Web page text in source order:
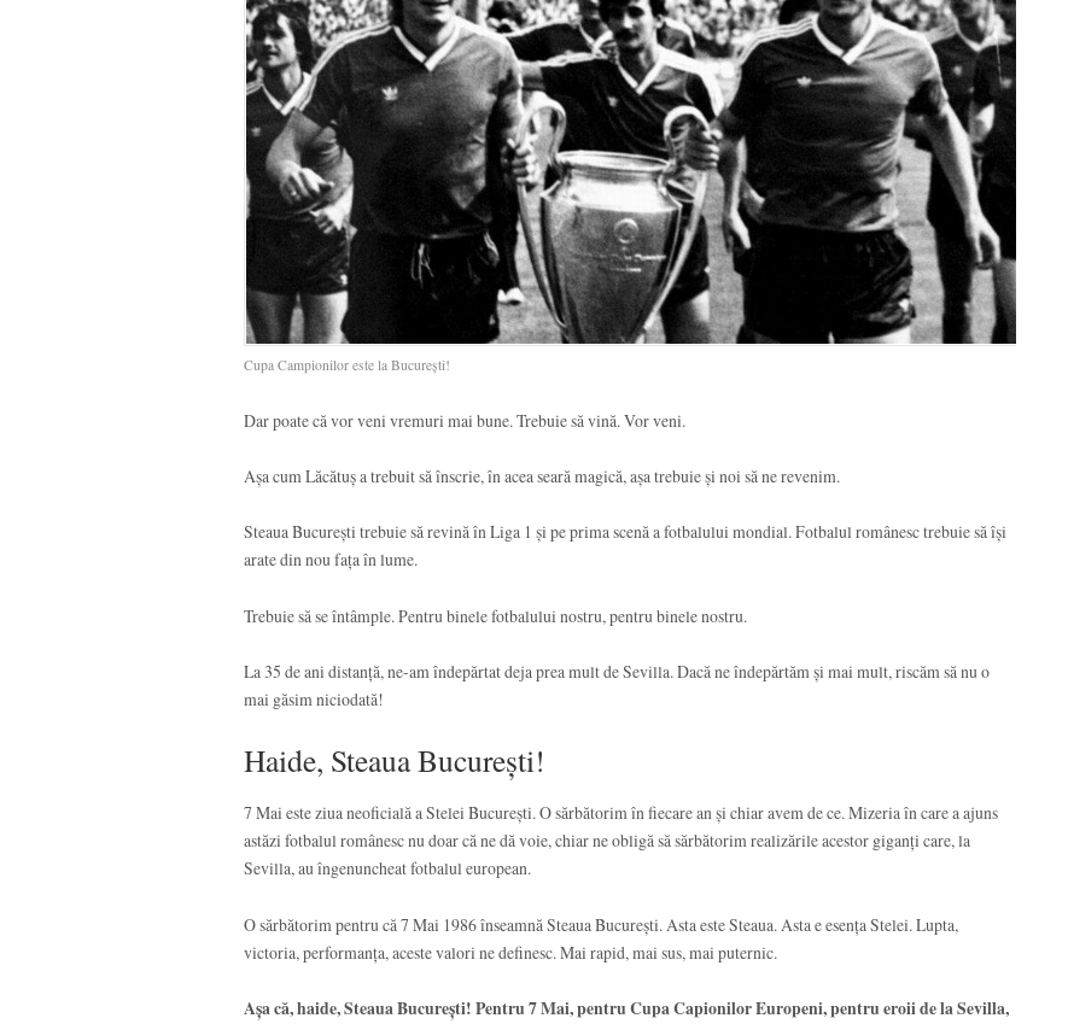
Cupa Campionilor este la București!
Dar poate că vor veni vremuri mai bune. Trebuie să vină. Vor veni.
Așa cum Lăcătuș a trebuit să înscrie, în acea seară magică, așa trebuie și noi să ne revenim.
Steaua București trebuie să revină în Liga 1 și pe prima scenă a fotbalului mondial. Fotbalul românesc trebuie să își
arate din nou fața în lume.
Trebuie să se întâmple. Pentru binele fotbalului nostru, pentru binele nostru.
La 35 de ani distanță, ne-am îndepărtat deja prea mult de Sevilla. Dacă ne îndepărtăm și mai mult, riscăm să nu o
mai găsim niciodată!
Haide, Steaua București!
7 Mai este ziua neoficială a Stelei București. O sărbătorim în fiecare an și chiar avem de ce. Mizeria în care a ajuns
astăzi fotbalul românesc nu doar că ne dă voie, chiar ne obligă să sărbătorim realizările acestor giganți care, la
Sevilla, au îngenuncheat fotbalul european.
O sărbătorim pentru că 7 Mai 1986 înseamnă Steaua București. Asta este Steaua. Asta e esența Stelei. Lupta,
victoria, performanța, aceste valori ne definesc. Mai rapid, mai sus, mai puternic.
Așa că, haide, Steaua București! Pentru 7 Mai, pentru Cupa Capionilor Europeni, pentru eroii de la Sevilla,